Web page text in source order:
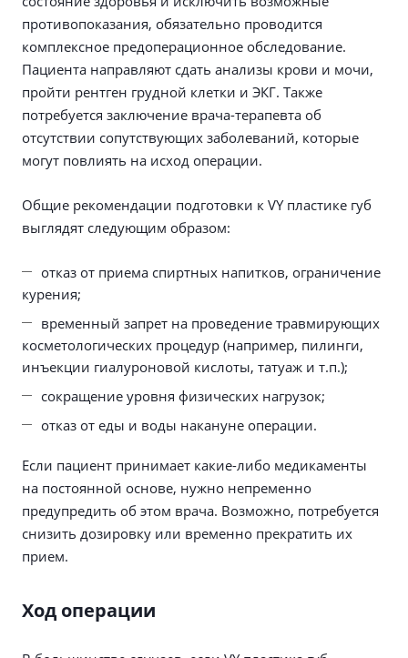
противопоказания, обязательно проводится
комплексное предоперационное обследование.
Пациента направляют сдать анализы крови и мочи,
пройти рентген грудной клетки и ЭКГ. Также
потребуется заключение врача-терапевта об
отсутствии сопутствующих заболеваний, которые
могут повлиять на исход операции.
Общие рекомендации подготовки к VY пластике губ
выглядят следующим образом:
отказ от приема спиртных напитков, ограничение
курения;
временный запрет на проведение травмирующих
косметологических процедур (например, пилинги,
инъекции гиалуроновой кислоты, татуаж и т.п.);
сокращение уровня физических нагрузок;
отказ от еды и воды накануне операции.
Если пациент принимает какие-либо медикаменты
на постоянной основе, нужно непременно
предупредить об этом врача. Возможно, потребуется
снизить дозировку или временно прекратить их
прием.
Ход операции